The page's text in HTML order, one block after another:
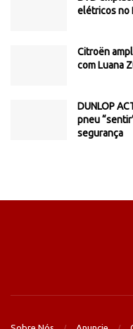
elétricos no
Citroën
com Luana
DUNLOP
pneu
segurança